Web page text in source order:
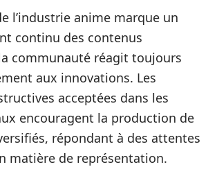
l’industrie anime marque un
continu des contenus
communauté réagit toujours
aux innovations. Les
acceptées dans les
encouragent la production de
répondant à des attentes
matière de représentation.